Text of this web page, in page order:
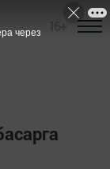
через